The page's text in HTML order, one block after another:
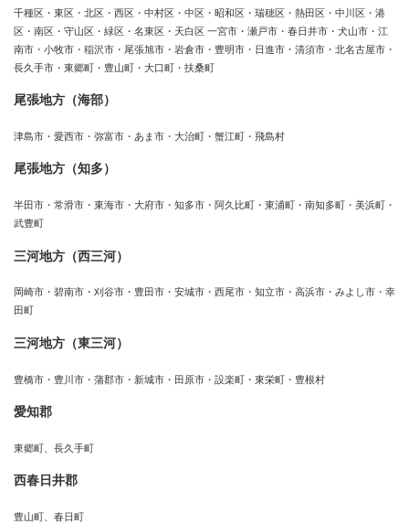
千種区・東区・北区・西区・中村区・中区・昭和区・瑞穂区・熱田区・中川区・港
区・南区・守山区・緑区・名東区・天白区 一宮市・瀬戸市・春日井市・犬山市・江
南市・小牧市・稲沢市・尾張旭市・岩倉市・豊明市・日進市・清須市・北名古屋市・
長久手市・東郷町・豊山町・大口町・扶桑町
尾張地方（海部）
津島市・愛西市・弥富市・あま市・大治町・蟹江町・飛島村
尾張地方（知多）
半田市・常滑市・東海市・大府市・知多市・阿久比町・東浦町・南知多町・美浜町・
武豊町
三河地方（西三河）
岡崎市・碧南市・刈谷市・豊田市・安城市・西尾市・知立市・高浜市・みよし市・幸
田町
三河地方（東三河）
豊橋市・豊川市・蒲郡市・新城市・田原市・設楽町・東栄町・豊根村
愛知郡
東郷町、長久手町
西春日井郡
豊山町、春日町